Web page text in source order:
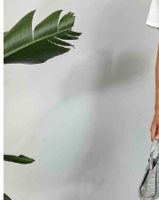
Tanıtım, pazarlama,
gönderilmesine izin
okudum onay veriyorum.
WhatsApp üzerinden